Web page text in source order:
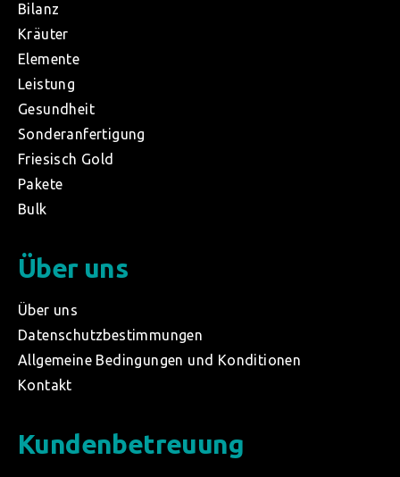
Bilanz
Kräuter
Elemente
Leistung
Gesundheit
Sonderanfertigung
Friesisch Gold
Pakete
Bulk
Über uns
Über uns
Datenschutzbestimmungen
Allgemeine Bedingungen und Konditionen
Kontakt
Kundenbetreuung